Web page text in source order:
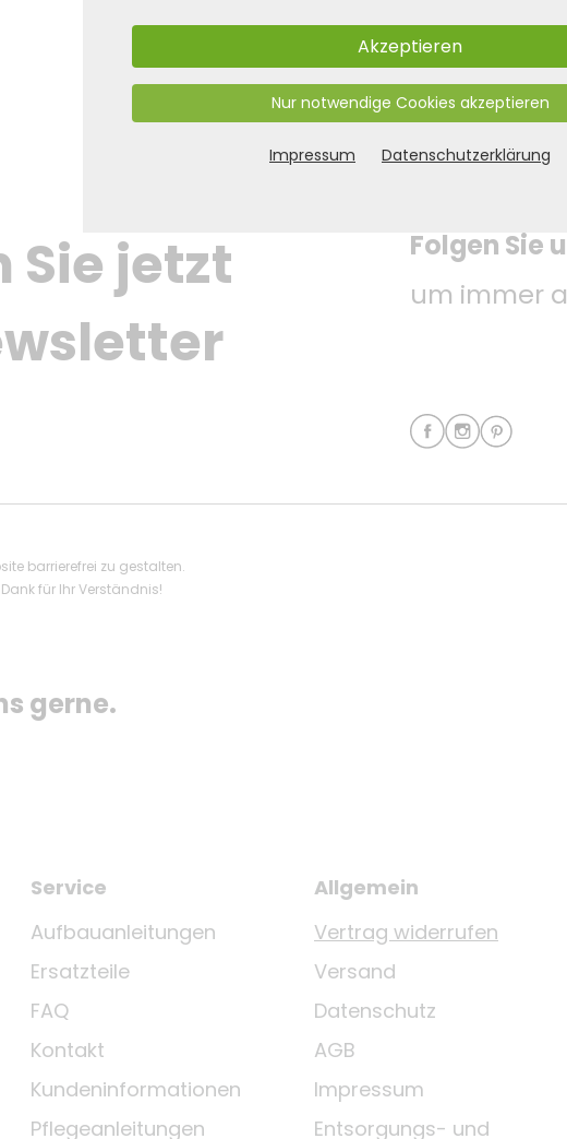
Sie jetzt
Folgen Sie
um immer
barrierefrei zu gestalten.
für Ihr Verständnis!
gerne.
Service
Aufbauanleitungen
Ersatzteile
FAQ
Kontakt
Kundeninformationen
Pflegeanleitungen
Allgemein
Vertrag widerrufen
Versand
Datenschutz
AGB
Impressum
Entsorgungs- und
Akzeptieren
Nur notwendige Cookies akzeptieren
Impressum Datenschutzerklärung